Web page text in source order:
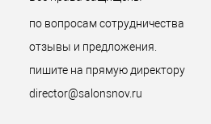
по вопросам сотрудничества
отзывы и предложения.
пишите на прямую директору
director@salonsnov.ru